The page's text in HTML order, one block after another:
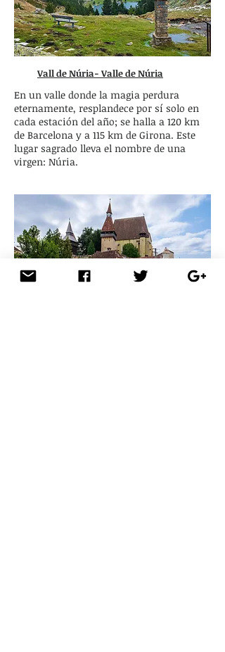
Vall de Núria- Valle de Núria
En un valle donde la magia perdura
eternamente, resplandece por sí solo en
cada estación del año; se halla a 120 km
de Barcelona y a 115 km de Girona. Este
lugar sagrado lleva el nombre de una
virgen: Núria.